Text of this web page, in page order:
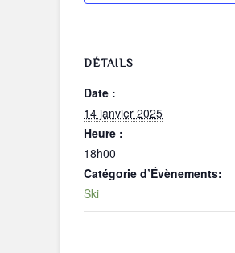
DÉTAILS
Date :
14 janvier 2025
Heure :
18h00
Catégorie d’Évènements:
Ski